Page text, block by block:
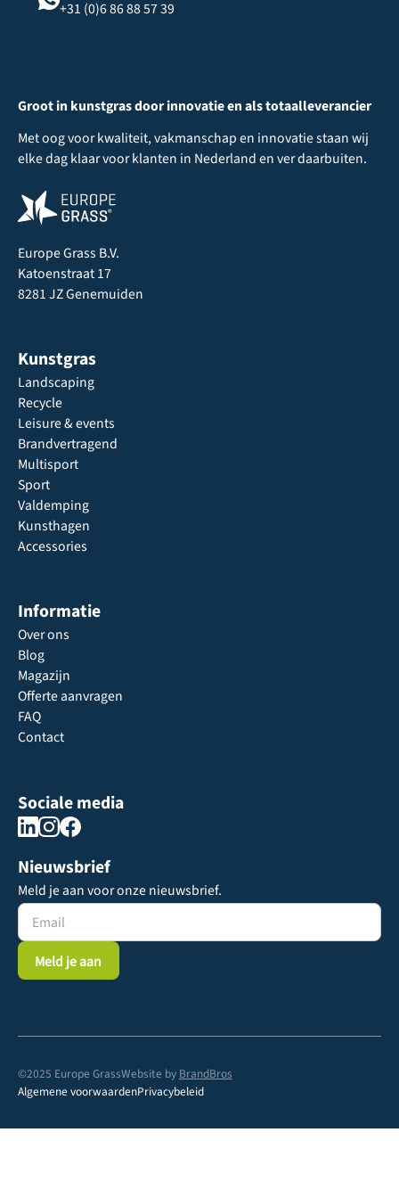
+31 (0)6 86 88 57 39
Groot in kunstgras door innovatie en als totaalleverancier
Met oog voor kwaliteit, vakmanschap en innovatie staan wij
elke dag klaar voor klanten in Nederland en ver daarbuiten.
Europe Grass B.V.
Katoenstraat 17
8281 JZ Genemuiden
Kunstgras
Landscaping
Recycle
Leisure & events
Brandvertragend
Multisport
Sport
Valdemping
Kunsthagen
Accessories
Informatie
Over ons
Blog
Magazijn
Offerte aanvragen
FAQ
Contact
Sociale media
Nieuwsbrief
Meld je aan voor onze nieuwsbrief.
©2025 Europe GrassWebsite by BrandBros
Algemene voorwaardenPrivacybeleid